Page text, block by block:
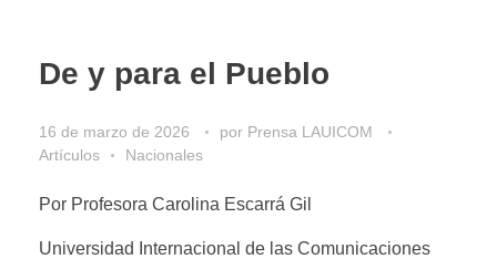
De y para el Pueblo
16 de marzo de 2026 por Prensa LAUICOM
Artículos
Nacionales
Por Profesora Carolina Escarrá Gil
Universidad Internacional de las Comunicaciones